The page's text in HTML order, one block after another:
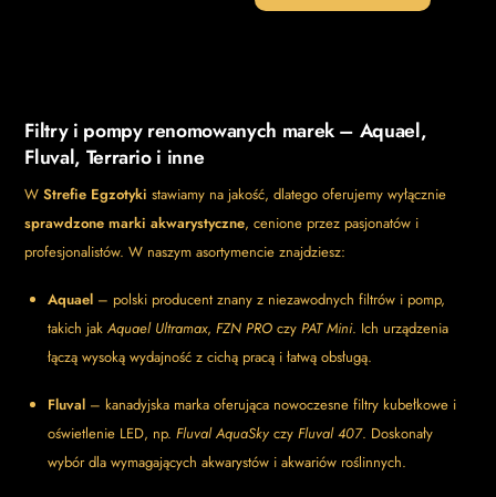
Filtry i pompy renomowanych marek – Aquael,
Fluval, Terrario i inne
WStrefie Egzotyki stawiamy na jakość, dlatego oferujemy wyłącznie
sprawdzone marki akwarystyczne, cenione przez pasjonatów i
profesjonalistów. W naszym asortymencie znajdziesz:
Aquael – polski producent znany z niezawodnych filtrów i pomp,
takich jakAquael Ultramax,FZN PRO czyPAT Mini. Ich urządzenia
łączą wysoką wydajność z cichą pracą i łatwą obsługą.
Fluval – kanadyjska marka oferująca nowoczesne filtry kubełkowe i
oświetlenie LED, np.Fluval AquaSky czyFluval 407. Doskonały
wybór dla wymagających akwarystów i akwariów roślinnych.